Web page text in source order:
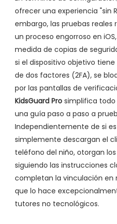
ofrecer una experiencia "sin
embargo, las pruebas reales
un proceso engorroso en
medida de copias de
si el dispositivo objetivo
de dos factores (2FA), se
por las pantallas de
KidsGuard Pro simplifica
una guía paso a paso a
Independientemente de si es
simplemente descargan el
teléfono del niño, otorgan
siguiendo las instrucciones
completan la vinculación en
que lo hace
tutores no tecnológicos.